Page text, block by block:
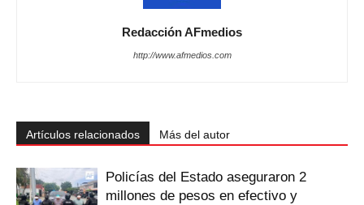
Redacción AFmedios
http://www.afmedios.com
Artículos relacionados Más del autor
Policías del Estado aseguraron 2
millones de pesos en efectivo y